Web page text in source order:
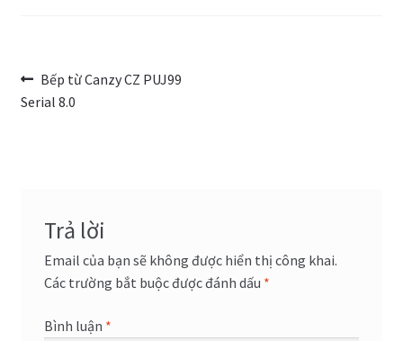
Điều
hướng
Bài
trước:
Bếp từ Canzy CZ PUJ99
Serial 8.0
Trả lời
Email của bạn sẽ không được hiển thị công khai.
Các trường bắt buộc được đánh dấu *
Bình luận *